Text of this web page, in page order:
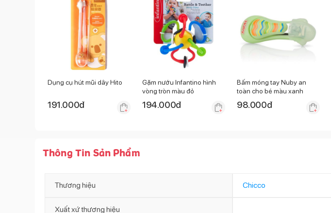
Dụng cụ hút mũi dây Hito
191.000đ
Gặm nướu Infantino hình
vòng tròn màu đỏ
194.000đ
Bấm móng tay Nuby an
toàn cho bé màu xanh
98.000đ
Thông Tin Sản Phẩm
Thương hiệu Chicco
Xuất xứ thương hiệu